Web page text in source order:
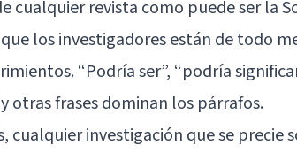
cualquier revista como puede ser la
los investigadores están de todo
“Podría ser”, “podría
otras frases dominan los párrafos.
cualquier investigación que se precie